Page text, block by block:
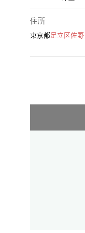
住所
東京都足立区佐野